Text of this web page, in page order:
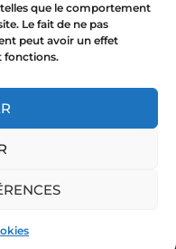
que le comportement
Le fait de ne pas
peut avoir un effet
fonctions.